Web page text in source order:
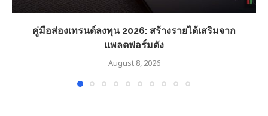
คู่มือส่องเทรนด์ลงทุน 2026: สร้างรายได้เสริมจาก
แพลตฟอร์มดัง
August 8, 2026